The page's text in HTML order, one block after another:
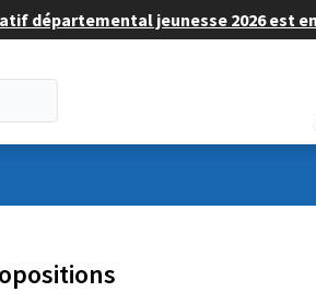
départemental jeunesse 2026 est en